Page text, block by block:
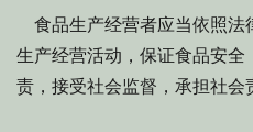
食品生产经营者应当依照法
生产经营活动，保证食品安全
责，接受社会监督，承担社会